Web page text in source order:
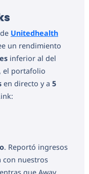
Unitedhealth
un rendimiento
inferior al del
el portafolio
en directo y a 5
. Reportó ingresos
con nuestros